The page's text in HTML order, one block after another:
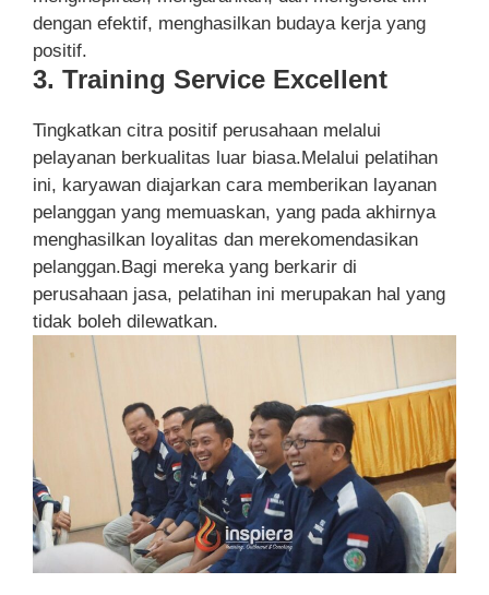
dengan efektif, menghasilkan budaya kerja yang
positif.
3. Training Service Excellent
Tingkatkan citra positif perusahaan melalui
pelayanan berkualitas luar biasa.Melalui pelatihan
ini, karyawan diajarkan cara memberikan layanan
pelanggan yang memuaskan, yang pada akhirnya
menghasilkan loyalitas dan merekomendasikan
pelanggan.Bagi mereka yang berkarir di
perusahaan jasa, pelatihan ini merupakan hal yang
tidak boleh dilewatkan.